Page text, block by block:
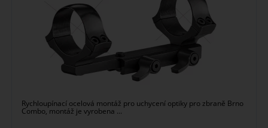
Rychloupínací ocelová montáž pro uchycení optiky pro zbraně Brno
Combo, montáž je vyrobena ...